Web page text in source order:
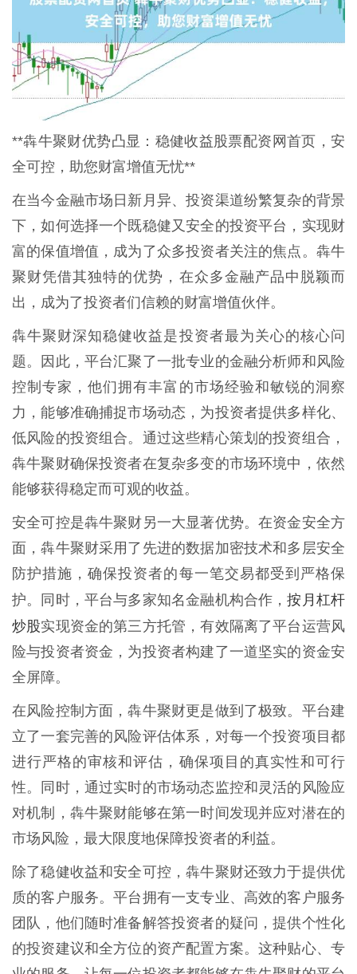
**犇牛聚财优势凸显：稳健收益股票配资网首页，安
全可控，助您财富增值无忧**
在当今金融市场日新月异、投资渠道纷繁复杂的背景
下，如何选择一个既稳健又安全的投资平台，实现财
富的保值增值，成为了众多投资者关注的焦点。犇牛
聚财凭借其独特的优势，在众多金融产品中脱颖而
出，成为了投资者们信赖的财富增值伙伴。
犇牛聚财深知稳健收益是投资者最为关心的核心问
题。因此，平台汇聚了一批专业的金融分析师和风险
控制专家，他们拥有丰富的市场经验和敏锐的洞察
力，能够准确捕捉市场动态，为投资者提供多样化、
低风险的投资组合。通过这些精心策划的投资组合，
犇牛聚财确保投资者在复杂多变的市场环境中，依然
能够获得稳定而可观的收益。
安全可控是犇牛聚财另一大显著优势。在资金安全方
面，犇牛聚财采用了先进的数据加密技术和多层安全
防护措施，确保投资者的每一笔交易都受到严格保
护。同时，平台与多家知名金融机构合作，按月杠杆
炒股实现资金的第三方托管，有效隔离了平台运营风
险与投资者资金，为投资者构建了一道坚实的资金安
全屏障。
在风险控制方面，犇牛聚财更是做到了极致。平台建
立了一套完善的风险评估体系，对每一个投资项目都
进行严格的审核和评估，确保项目的真实性和可行
性。同时，通过实时的市场动态监控和灵活的风险应
对机制，犇牛聚财能够在第一时间发现并应对潜在的
市场风险，最大限度地保障投资者的利益。
除了稳健收益和安全可控，犇牛聚财还致力于提供优
质的客户服务。平台拥有一支专业、高效的客户服务
团队，他们随时准备解答投资者的疑问，提供个性化
的投资建议和全方位的资产配置方案。这种贴心、专